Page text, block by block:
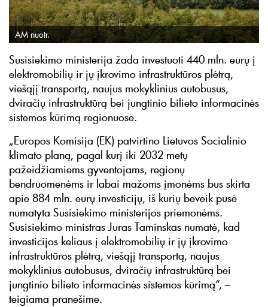
AM nuotr.
Susisiekimo ministerija žada investuoti 440 mln. eurų į
elektromobilių ir jų įkrovimo infrastruktūros plėtrą,
viešąjį transportą, naujus mokyklinius autobusus,
dviračių infrastruktūrą bei jungtinio bilieto informacinės
sistemos kūrimą regionuose.
„Europos Komisija (EK) patvirtino Lietuvos Socialinio
klimato planą, pagal kurį iki 2032 metų
pažeidžiamiems gyventojams, regionų
bendruomenėms ir labai mažoms įmonėms bus skirta
apie 884 mln. eurų investicijų, iš kurių beveik pusė
numatyta Susisiekimo ministerijos priemonėms.
Susisiekimo ministras Juras Taminskas numatė, kad
investicijos keliaus į elektromobilių ir jų įkrovimo
infrastruktūros plėtrą, viešąjį transportą, naujus
mokyklinius autobusus, dviračių infrastruktūrą bei
jungtinio bilieto informacinės sistemos kūrimą“, –
teigiama pranešime.